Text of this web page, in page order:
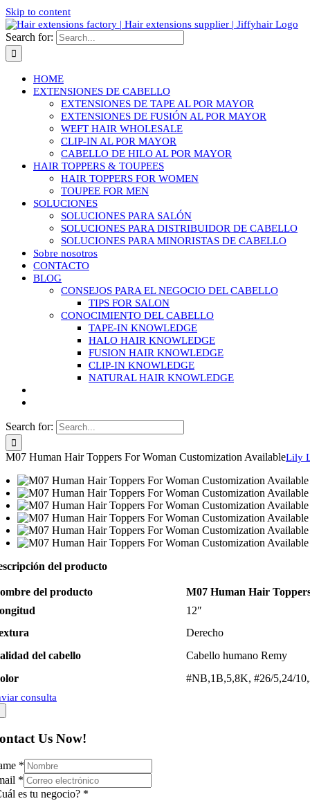
Skip to content
Search for:
HOME
EXTENSIONES DE CABELLO
EXTENSIONES DE TAPE AL POR MAYOR
EXTENSIONES DE FUSIÓN AL POR MAYOR
WEFT HAIR WHOLESALE
CLIP-IN AL POR MAYOR
CABELLO DE HILO AL POR MAYOR
HAIR TOPPERS & TOUPEES
HAIR TOPPERS FOR WOMEN
TOUPEE FOR MEN
SOLUCIONES
SOLUCIONES PARA SALÓN
SOLUCIONES PARA DISTRIBUIDOR DE CABELLO
SOLUCIONES PARA MINORISTAS DE CABELLO
Sobre nosotros
CONTACTO
BLOG
CONSEJOS PARA EL NEGOCIO DEL CABELLO
TIPS FOR SALON
CONOCIMIENTO DEL CABELLO
TAPE-IN KNOWLEDGE
HALO HAIR KNOWLEDGE
FUSION HAIR KNOWLEDGE
CLIP-IN KNOWLEDGE
NATURAL HAIR KNOWLEDGE
Search for:
M07 Human Hair Toppers For Woman Customization AvailableLily
del producto
del producto
M07 Human Hair
12″
Derecho
del cabello
Cabello humano Remy
#NB,1B,5,8K, #26/5,24/
consulta
Us Now!
*
*
es tu negocio? *